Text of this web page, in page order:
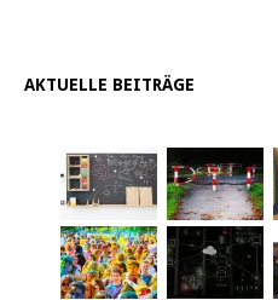
AKTUELLE BEITRÄGE